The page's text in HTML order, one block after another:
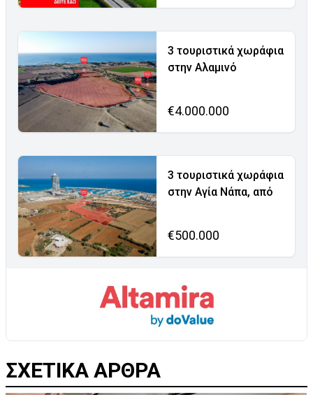
3 τουριστικά χωράφια
στην Αλαμινό
€4.000.000
3 τουριστικά χωράφια
στην Αγία Νάπα, από
€500.000
ΣΧΕΤΙΚΑ ΑΡΘΡΑ